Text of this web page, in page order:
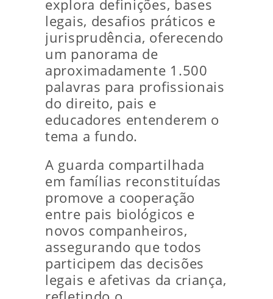
explora definições, bases
legais, desafios práticos e
jurisprudência, oferecendo
um panorama de
aproximadamente 1.500
palavras para profissionais
do direito, pais e
educadores entenderem o
tema a fundo.
A guarda compartilhada
em famílias reconstituídas
promove a cooperação
entre pais biológicos e
novos companheiros,
assegurando que todos
participem das decisões
legais e afetivas da criança,